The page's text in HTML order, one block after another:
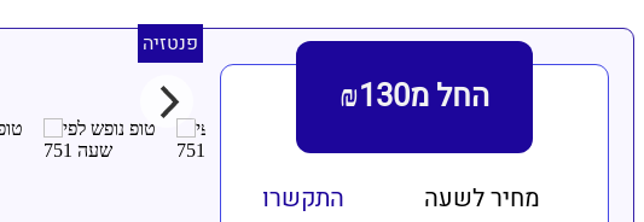
החל מ₪130
מחיר לשעה
התקשרו
פנטזיה